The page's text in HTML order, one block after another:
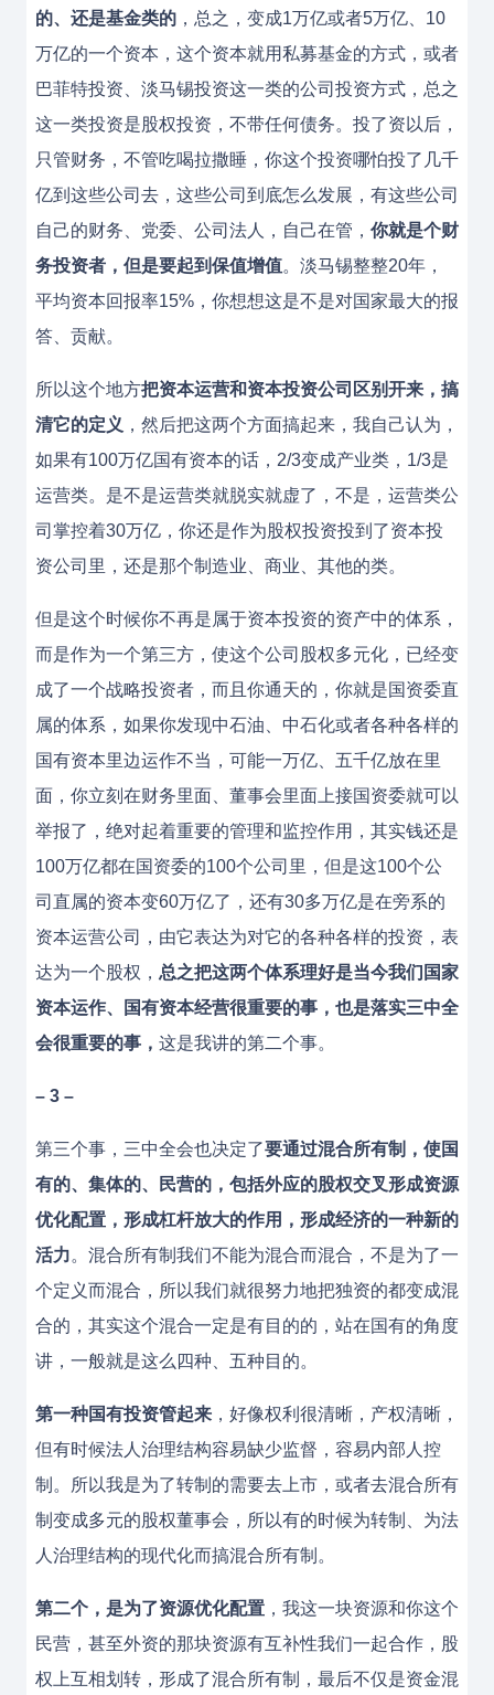
的、还是基金类的 ，总之，变成1万亿或者5万亿、10
万亿的一个资本，这个资本就用私募基金的方式，或者
巴菲特投资、淡马锡投资这一类的公司投资方式，总之
这一类投资是股权投资，不带任何债务。投了资以后，
只管财务，不管吃喝拉撒睡，你这个投资哪怕投了几千
亿到这些公司去，这些公司到底怎么发展，有这些公司
自己的财务、党委、公司法人，自己在管， 你就是个财
务投资者，但是要起到保值增值。淡马锡整整20年，
平均资本回报率15%，你想想这是不是对国家最大的报
答、贡献。
所以这个地方把资本运营和资本投资公司区别开来，搞
清它的定义 ，然后把这两个方面搞起来，我自己认为，
如果有100万亿国有资本的话，2/3变成产业类，1/3是
运营类。是不是运营类就脱实就虚了，不是，运营类公
司掌控着30万亿，你还是作为股权投资投到了资本投
资公司里，还是那个制造业、商业、其他的类。
但是这个时候你不再是属于资本投资的资产中的体系，
而是作为一个第三方，使这个公司股权多元化，已经变
成了一个战略投资者，而且你通天的，你就是国资委直
属的体系，如果你发现中石油、中石化或者各种各样的
国有资本里边运作不当，可能一万亿、五千亿放在里
面，你立刻在财务里面、董事会里面上接国资委就可以
举报了，绝对起着重要的管理和监控作用，其实钱还是
100万亿都在国资委的100个公司里，但是这100个公
司直属的资本变60万亿了，还有30多万亿是在旁系的
资本运营公司，由它表达为对它的各种各样的投资，表
达为一个股权， 总之把这两个体系理好是当今我们国家
资本运作、国有资本经营很重要的事，也是落实三中全
会很重要的事， 这是我讲的第二个事。
– 3 –
第三个事，三中全会也决定了要通过混合所有制，使国
有的、集体的、民营的，包括外应的股权交叉形成资源
优化配置，形成杠杆放大的作用，形成经济的一种新的
活力。混合所有制我们不能为混合而混合，不是为了一
个定义而混合，所以我们就很努力地把独资的都变成混
合的，其实这个混合一定是有目的的，站在国有的角度
讲，一般就是这么四种、五种目的。
第一种国有投资管起来 ，好像权利很清晰，产权清晰，
但有时候法人治理结构容易缺少监督，容易内部人控
制。所以我是为了转制的需要去上市，或者去混合所有
制变成多元的股权董事会，所以有的时候为转制、为法
人治理结构的现代化而搞混合所有制。
第二个，是为了资源优化配置 ，我这一块资源和你这个
民营，甚至外资的那块资源有互补性我们一起合作，股
权上互相划转，形成了混合所有制，最后不仅是资金混